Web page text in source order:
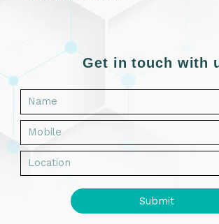
Get in touch with
Submit